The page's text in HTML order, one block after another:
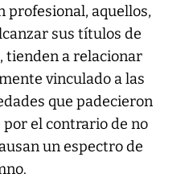
profesional, aquellos,
sus títulos de
tienden a relacionar
vinculado a las
que padecieron
por el contrario de no
un espectro de